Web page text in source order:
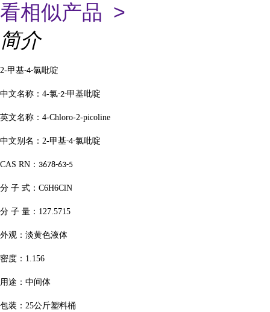
看相似产品 >
简介
2-甲基-4-氯吡啶
中文名称： 4-氯-2-甲基吡啶
英文名称： 4-Chloro-2-picoline
中文别名： 2-甲基-4-氯吡啶
CAS RN ： 3678-63-5
分 子 式： C6H6ClN
分 子 量： 127.5715
外观：淡黄色液体
密度： 1.156
用途：中间体
包装： 25公斤塑料桶